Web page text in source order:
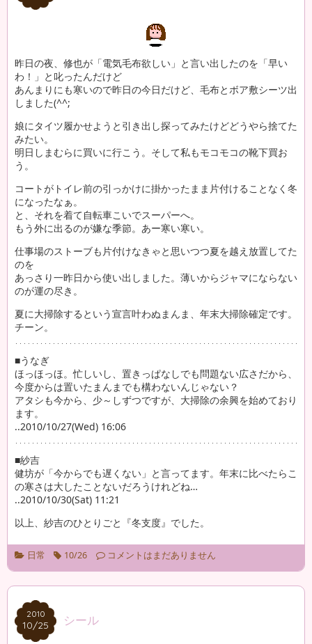
昨日の夜、修也が「電気毛布欲しい」と言い出したのを「早い
わ！」と叱ったんだけど
あんまりにも寒いので昨日の今日だけど、毛布とボア敷シーツ出
しました(^^;ゞ
娘にタイツ履かせようと引き出し探ってみたけどどうやら捨てた
みたい。
明日しまむらに買いに行こう。そして私もモコモコの靴下買お
う。
コートがトイレ前の引っかけに掛かったまま片付けることなく冬
になったなぁ。
と、それを着て自転車こいでスーパーへ。
もう外に出るのが嫌な季節。あー寒い寒い。
仕事場のストーブも片付けなきゃと思いつつ夏を越え放置してた
のを
あっさり一昨日から使い出しました。薄いからジャマにならない
のが運の尽き。
夏に大掃除するという宣言叶わぬまんま、年末大掃除確定です。
チーン。
■うなぎ
ほっほっほ。忙しいし、置きっぱなしでも問題ない広さだから、
今度からは置いたまんまでも構わないんじゃない？
アタシも今から、少～しずつですが、大掃除の余興を始めており
ます。
..2010/10/27(Wed) 16:06
■紗吉
健坊が「今からでも遅くない」と言ってます。年末に比べたらこ
の寒さは大したことないだろうけれどね…
..2010/10/30(Sat) 11:21
以上、紗吉のひとりごと『冬支度』でした。
日常 10/26 コメントはまだありません
2010
10/25
2010
10/25 シール